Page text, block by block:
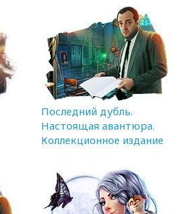
Последний дубль.
Настоящая авантюра.
Коллекционное издание